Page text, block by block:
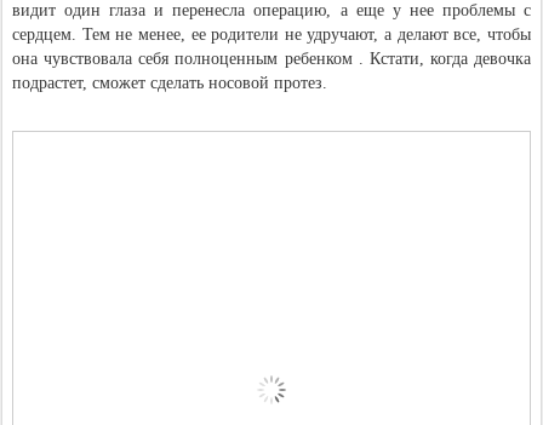
видит один глаза и перенесла операцию, а еще у нее проблемы с
сердцем. Тем не менее, ее родители не удручают, а делают все, чтобы
она чувствовала себя полноценным ребенком . Кстати, когда девочка
подрастет, сможет сделать носовой протез.